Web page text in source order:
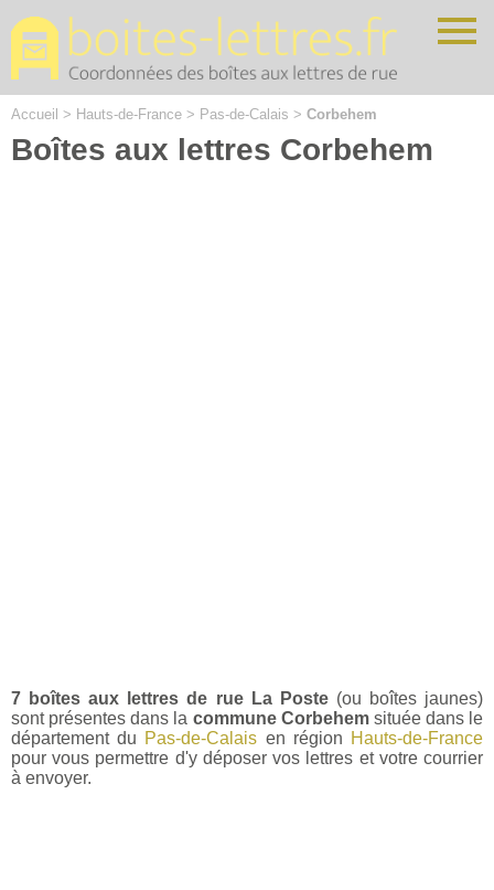
Accueil > Hauts-de-France > Pas-de-Calais > Corbehem
Boîtes aux lettres Corbehem
7 boîtes aux lettres de rue La Poste(ou boîtes jaunes)
sont présentes dans la commune Corbehemsituée dans le
département du Pas-de-Calais en région Hauts-de-France
pour vous permettre d'y déposer vos lettres et votre courrier
à envoyer.